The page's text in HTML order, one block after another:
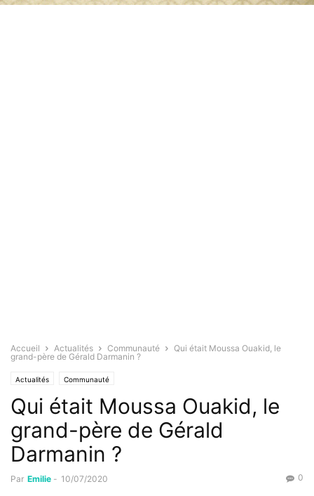
Accueil Actualités Communauté
Qui était Moussa Ouakid, le
grand-père de Gérald Darmanin ?
Actualités Communauté
Qui était Moussa Ouakid, le
grand-père de Gérald
Darmanin ?
Par Emilie - 10/07/2020 0